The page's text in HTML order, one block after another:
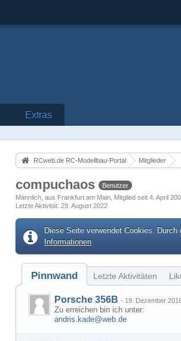
Extras
RCweb.de RC-Modellbau-Portal Mitglieder
compuchaos
Benutzer
Männlich aus Frankfurt am Main Mitglied seit 4. April
Letzte Aktivität 29. August 2022
Diese Seite verwendet Cookies.
Informationen
Pinnwand Letzte Aktivitäten
Porsche 356B - 19. Dezember
Zu erreichen bin ich unter:
andris.kade@web.de